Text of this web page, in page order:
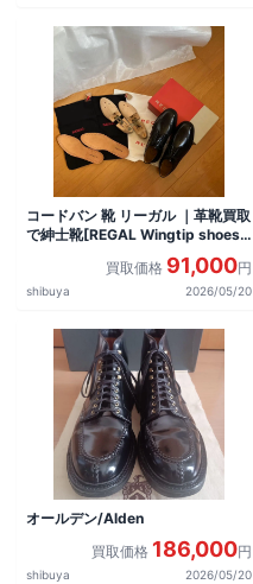
コードバン 靴 リーガル ｜革靴買取
で紳士靴[REGAL Wingtip shoes]
買取価格 91,000円
shibuya 2026/05/20
オールデン/Alden
買取価格 186,000円
shibuya 2026/05/20